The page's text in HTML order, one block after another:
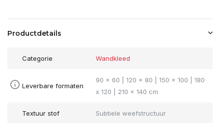
Productdetails
Categorie Wandkleed
Leverbare formaten
90 x 60 | 120 x 80 | 150 x 100 | 180
x 120 | 210 x 140 cm
Textuur stof Subtiele weefstructuur